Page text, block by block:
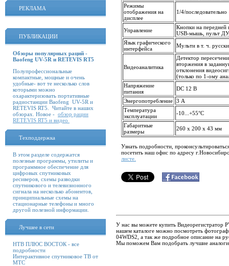
РЕКЛАМА
ПУБЛИКАЦИИ
Обзоры популярных раций -
Baofeng UV-5R и RETEVIS RT5
Полупрофессиональные
компактные, мощные и очень
удобные- вот те несколько слов
которыми можно
охарактеризовать портативные
радиостанции Baofeng UV-5R и
RETEVIS RT5. Читайте в наших
обзорах. Новое - обзор рации
RETEVIS RT5 и видео
Техподдержка
В этом разделе содержатся
полезные программы, утилиты и
программное обеспечение для
цифровых спутниковых
ресиверов, схемы разводки
спутникового и телевизионного
сигнала на несколько абонентов,
принципиальные схемы на
стационарные телефоны и много
другой полезной информации.
Лучшее в сети
НТВ ПЛЮС ВОСТОК - все
подробности
Интерактивное спутниковое ТВ от
МТС
Режимы
отображения на
дисплее
1/4/последовательно
Управление
Кнопки на передней
USB-мышь, пульт
Язык графического
интерфейса
Мульти в т. ч.
Видеоаналитика
Детектор
вторжения в
отклонения
(только по 1-ому
Напряжение
питания
DC 12 В
Энергопотребление 3 А
Температура
эксплуатации
-10...+55°С
Габаритные
размеры
260 x 200 x 43 мм
Узнать подробности,
посетить наш офис по адресу
листе.
У нас вы можете купить Видеорегистратор
нашем каталоге можно посмотреть
04WDS2, а так же подробное описание на
Мы поможем Вам подобрать лучшие